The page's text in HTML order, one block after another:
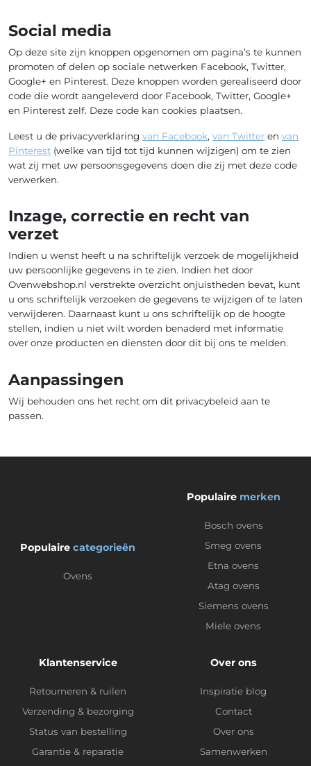
Social media
Op deze site zijn knoppen opgenomen om pagina’s te kunnen
promoten of delen op sociale netwerken Facebook, Twitter,
Google+ en Pinterest. Deze knoppen worden gerealiseerd door
code die wordt aangeleverd door Facebook, Twitter, Google+
en Pinterest zelf. Deze code kan cookies plaatsen.
Leest u de privacyverklaring van Facebook, van Twitter en van
Pinterest (welke van tijd tot tijd kunnen wijzigen) om te zien
wat zij met uw persoonsgegevens doen die zij met deze code
verwerken.
Inzage, correctie en recht van
verzet
Indien u wenst heeft u na schriftelijk verzoek de mogelijkheid
uw persoonlijke gegevens in te zien. Indien het door
Ovenwebshop.nl verstrekte overzicht onjuistheden bevat, kunt
u ons schriftelijk verzoeken de gegevens te wijzigen of te laten
verwijderen. Daarnaast kunt u ons schriftelijk op de hoogte
stellen, indien u niet wilt worden benaderd met informatie
over onze producten en diensten door dit bij ons te melden.
Aanpassingen
Wij behouden ons het recht om dit privacybeleid aan te
passen.
Populaire categorieën
Ovens
Populaire merken
Bosch ovens
Smeg ovens
Etna ovens
Atag ovens
Siemens ovens
Miele ovens
Klantenservice
Retourneren & ruilen
Verzending & bezorging
Status van bestelling
Garantie & reparatie
Over ons
Inspiratie blog
Contact
Over ons
Samenwerken